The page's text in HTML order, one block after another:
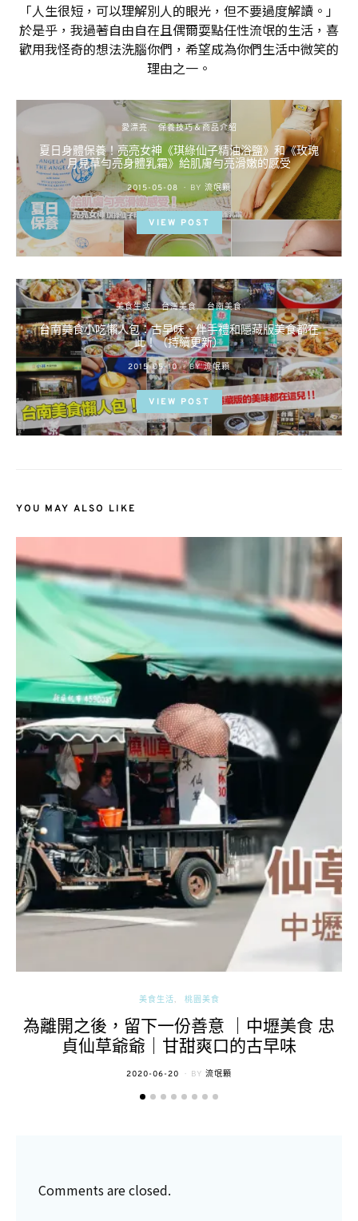
「人生很短，可以理解別人的眼光，但不要過度解讀。」
於是乎，我過著自由自在且偶爾耍點任性流氓的生活，喜
歡用我怪奇的想法洗腦你們，希望成為你們生活中微笑的
理由之一。
愛漂亮 保養技巧＆商品介紹
夏日身體保養！亮亮女神《琪綠仙子精油浴鹽》和《玫瑰
月見草勻亮身體乳霜》給肌膚勻亮滑嫩的感受
POSTED
ON
2015-05-08 BY 流氓顆
VIEW POST
美食生活 台灣美食 台南美食
台南美食小吃懶人包：古早味、伴手禮和隱藏版美食都在
此！（持續更新）
POSTED
ON
2015-05-10 BY 流氓顆
VIEW POST
YOU MAY ALSO LIKE
美食生活 桃園美食
為離開之後，留下一份善意 ｜中壢美食 忠
貞仙草爺爺｜甘甜爽口的古早味
POSTED
2020-06-20 BY 流氓顆
Comments are closed.